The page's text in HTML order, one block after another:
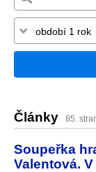
Články 85.
Soupeřka
Valentová.